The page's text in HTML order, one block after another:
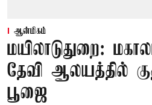
ஆன்மிகம்
மயிலாடுதுறை:
தேவி ஆலயத்தில்
பூஜை